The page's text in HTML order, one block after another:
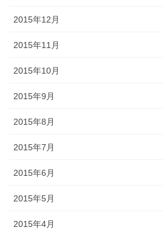
2015年12月
2015年11月
2015年10月
2015年9月
2015年8月
2015年7月
2015年6月
2015年5月
2015年4月